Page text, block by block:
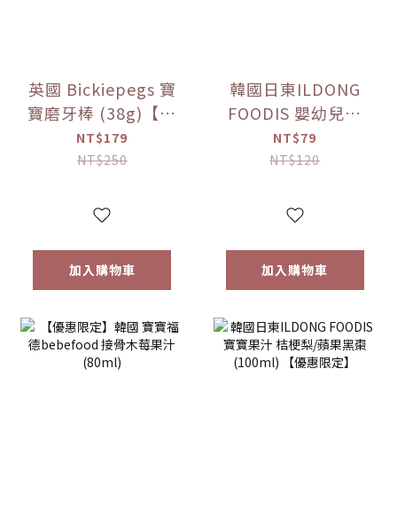
英國 Bickiepegs 寶
寶磨牙棒 (38g)【優
惠限定】
NT$179
NT$250
加入購物車
韓國日東ILDONG
FOODIS 嬰幼兒果
果 (100ml)【優惠
NT$79
NT$120
加入購物車